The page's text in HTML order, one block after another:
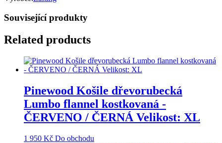
Související produkty
Related products
Pinewood Košile dřevorubecká
Lumbo flannel kostkovaná -
ČERVENO / ČERNÁ Velikost: XL
1 950 Kč Do obchodu